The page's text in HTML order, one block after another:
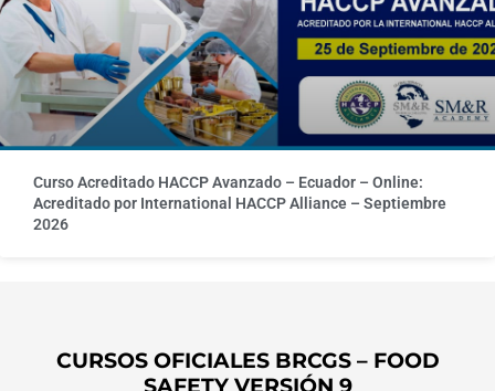
Curso Acreditado HACCP Avanzado – Ecuador – Online:
Acreditado por International HACCP Alliance – Septiembre
2026
CURSOS OFICIALES BRCGS – FOOD
SAFETY VERSIÓN 9